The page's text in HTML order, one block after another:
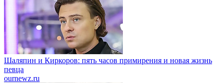
Шаляпин и Киркоров: пять часов примирения и новая жизнь
певца
ournewz.ru